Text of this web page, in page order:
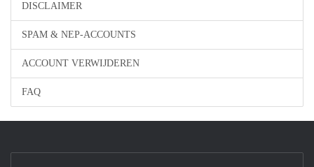
DISCLAIMER
SPAM & NEP-ACCOUNTS
ACCOUNT VERWIJDEREN
FAQ